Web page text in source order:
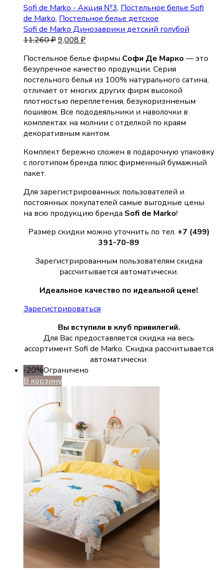
Sofi de Marko - Акция №3, Постельное белье Sofi
de Marko, Постельное белье детское
Sofi de Marko Динозаврики детский голубой
11,260₽9,008 ₽
Постельное белье фирмы Софи Де Марко — это
безупречное качество продукции. Серия
постельного белья из 100% натурального сатина,
отличает от многих других фирм высокой
плотностью переплетения, безукоризнненым
пошивом. Все пододеяльники и наволочки в
комплектах на молнии с отделкой по краям
декоративным кантом.
Комплект бережно сложен в подарочную упаковку
с логотипом бренда плюс фирменный бумажный
пакет.
Для зарегистрированных пользователей и
постоянных покупателей самые выгодные цены
на всю продукцию бренда Sofi de Marko!
Размер скидки можно уточнить по тел. +7 (499)
391-70-89
Зарегистрированным пользователям скидка
рассчитывается автоматически.
Идеальное качество по идеальной цене!
Зарегистрироваться
Вы вступили в клуб привилегий.
Для Вас предоставляется скидка на весь
ассортимент Sofi de Marko. Скидка рассчитывается
автоматически.
-20%Ограничено
В корзину